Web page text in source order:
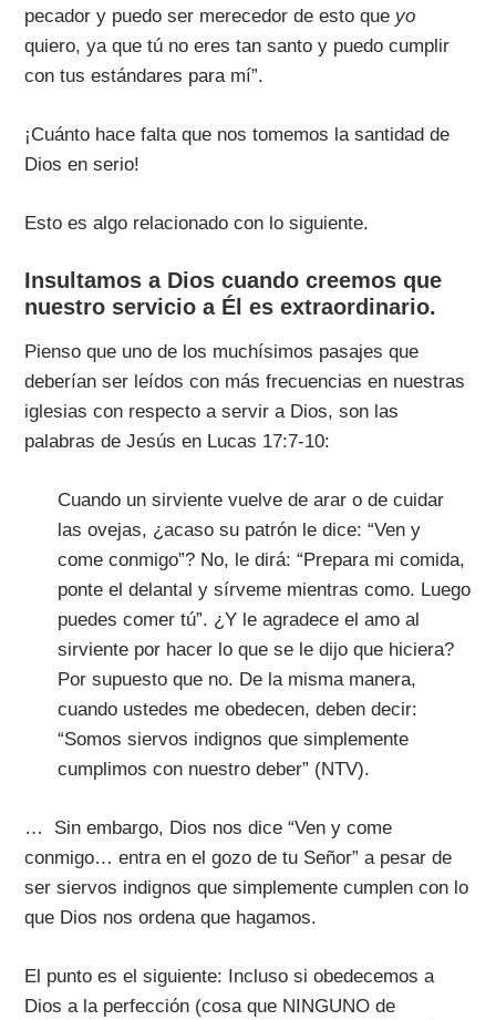
pecador y puedo ser merecedor de esto que yo
quiero, ya que tú no eres tan santo y puedo cumplir
con tus estándares para mí”.
¡Cuánto hace falta que nos tomemos la santidad de
Dios en serio!
Esto es algo relacionado con lo siguiente.
Insultamos a Dios cuando creemos que
nuestro servicio a Él es extraordinario.
Pienso que uno de los muchísimos pasajes que
deberían ser leídos con más frecuencias en nuestras
iglesias con respecto a servir a Dios, son las
palabras de Jesús en Lucas 17:7-10:
Cuando un sirviente vuelve de arar o de cuidar
las ovejas, ¿acaso su patrón le dice: “Ven y
come conmigo”? No, le dirá: “Prepara mi comida,
ponte el delantal y sírveme mientras como. Luego
puedes comer tú”. ¿Y le agradece el amo al
sirviente por hacer lo que se le dijo que hiciera?
Por supuesto que no. De la misma manera,
cuando ustedes me obedecen, deben decir:
“Somos siervos indignos que simplemente
cumplimos con nuestro deber” (NTV).
… Sin embargo, Dios nos dice “Ven y come
conmigo… entra en el gozo de tu Señor” a pesar de
ser siervos indignos que simplemente cumplen con lo
que Dios nos ordena que hagamos.
El punto es el siguiente: Incluso si obedecemos a
Dios a la perfección (cosa que NINGUNO de